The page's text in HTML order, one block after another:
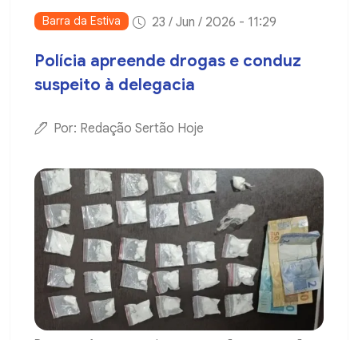
Barra da Estiva 23 / Jun / 2026 - 11:29
Polícia apreende drogas e conduz
suspeito à delegacia
Por: Redação Sertão Hoje